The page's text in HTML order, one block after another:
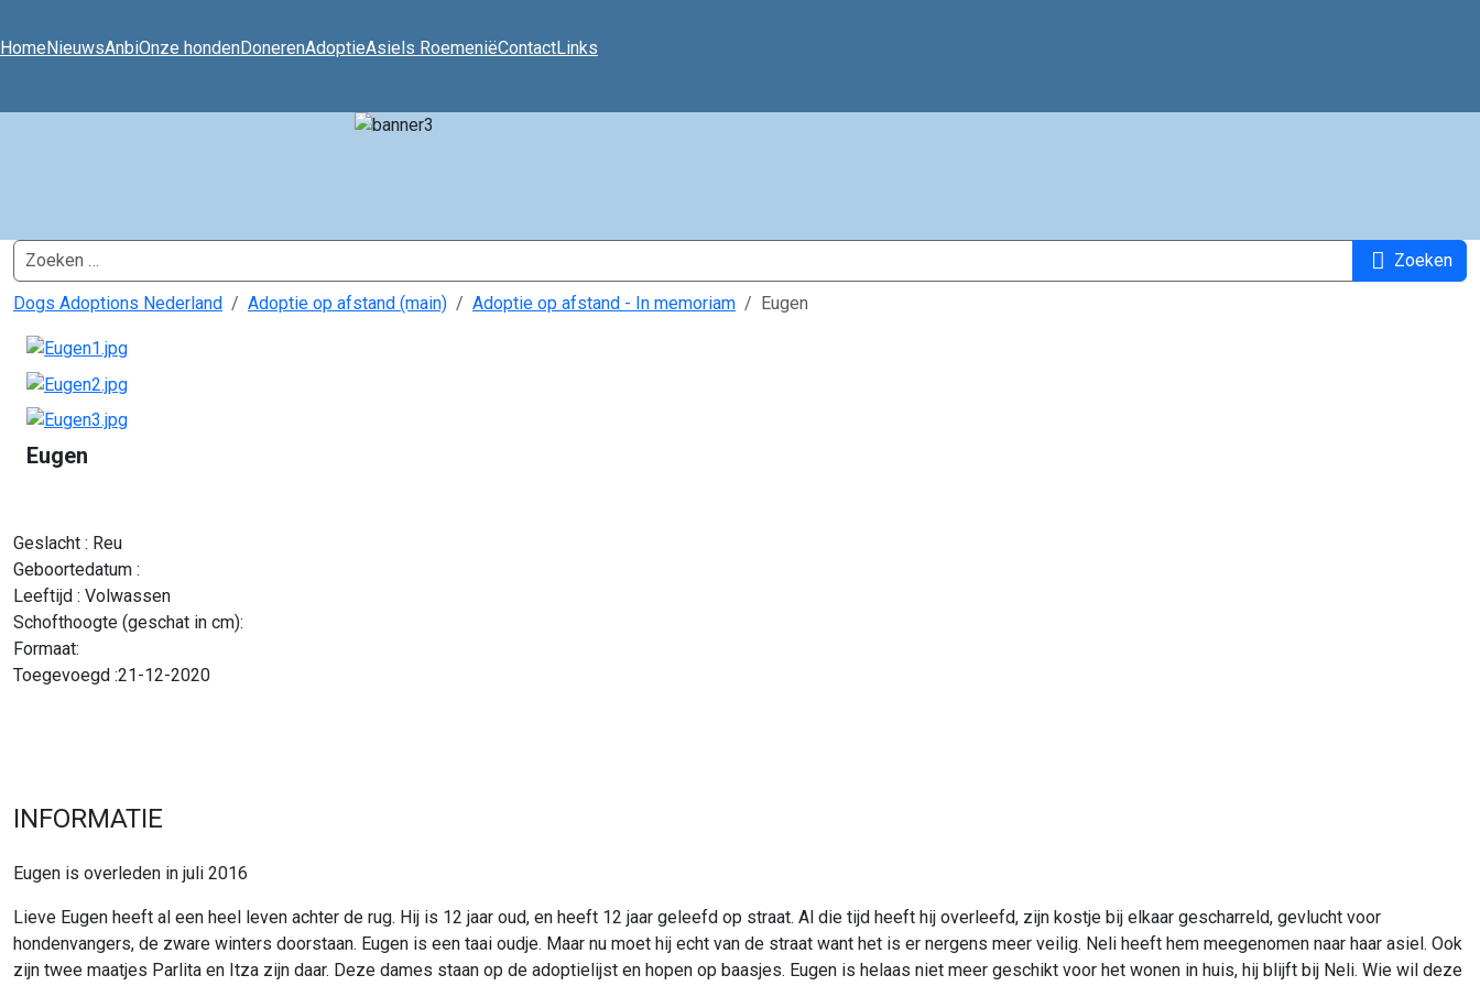
HomeNieuwsAnbiOnze hondenDonerenAdoptieAsiels RoemeniëContactLinks
Zoeken Zoeken
Dogs Adoptions Nederland Adoptie op afstand (main) Adoptie op afstand - In memoriam Eugen
Eugen
Geslacht : Reu
Geboortedatum :
Leeftijd : Volwassen
Schofthoogte (geschat in cm):
Formaat:
Toegevoegd :21-12-2020
INFORMATIE
Eugen is overleden in juli 2016
Lieve Eugen heeft al een heel leven achter de rug. Hij is 12 jaar oud, en heeft 12 jaar geleefd op straat. Al die tijd heeft hij overleefd, zijn kostje bij elkaar gescharreld, gevlucht voor
hondenvangers, de zware winters doorstaan. Eugen is een taai oudje. Maar nu moet hij echt van de straat want het is er nergens meer veilig. Neli heeft hem meegenomen naar haar asiel. Ook
zijn twee maatjes Parlita en Itza zijn daar. Deze dames staan op de adoptielijst en hopen op baasjes. Eugen is helaas niet meer geschikt voor het wonen in huis, hij blijft bij Neli. Wie wil deze